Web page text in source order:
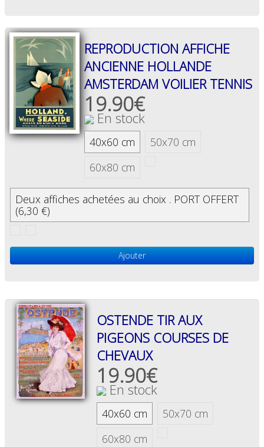
0
REPRODUCTION AFFICHE
ANCIENNE HOLLANDE
AMSTERDAM VOILIER TENNIS
19.90€
En stock
40x60 cm
50x70 cm
60x80 cm
Deux affiches achetées au choix . PORT OFFERT
(6,30 €)
Ajouter
OSTENDE TIR AUX
PIGEONS COURSES DE
CHEVAUX
19.90€
En stock
40x60 cm
50x70 cm
60x80 cm